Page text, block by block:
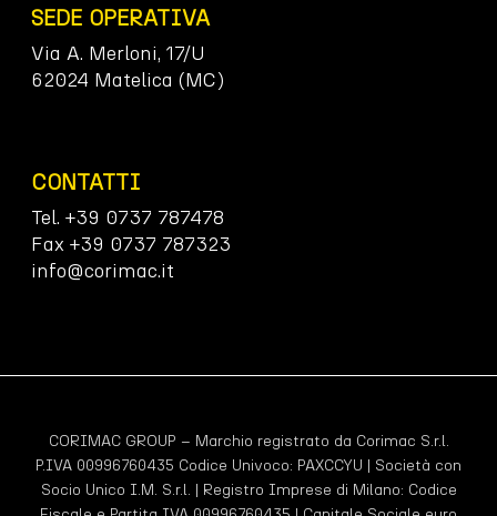
SEDE OPERATIVA
Via A. Merloni, 17/U
62024 Matelica (MC)
CONTATTI
Tel. +39 0737 787478
Fax +39 0737 787323
info@corimac.it
CORIMAC GROUP – Marchio registrato da Corimac S.r.l.
P.IVA 00996760435 Codice Univoco: PAXCCYU | Società con
Socio Unico I.M. S.r.l. | Registro Imprese di Milano: Codice